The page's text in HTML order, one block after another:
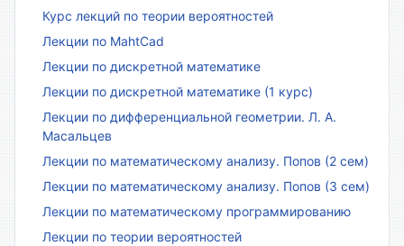
Курс лекций по теории вероятностей
Лекции по MahtCad
Лекции по дискретной математике
Лекции по дискретной математике (1 курс)
Лекции по дифференциальной геометрии. Л. А.
Масальцев
Лекции по математическому анализу. Попов (2 сем)
Лекции по математическому анализу. Попов (3 сем)
Лекции по математическому программированию
Лекции по теории вероятностей